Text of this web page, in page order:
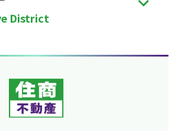
District
、彰化縣、南投縣、雲林縣、嘉
基隆市、新竹市